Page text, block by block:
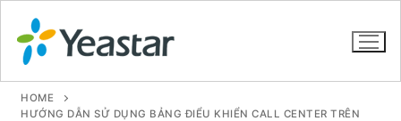
HOME
HƯỚNG DẪN SỬ DỤNG BẢNG ĐIỂU KHIỂN CALL CENTER TRÊN